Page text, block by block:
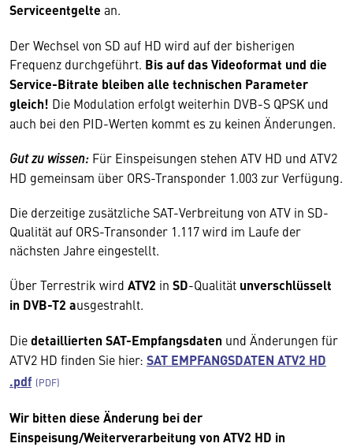
Serviceentgelte an.
Der Wechsel von SD auf HD wird auf der bisherigen
Frequenz durchgeführt. Bis auf das Videoformat und die
Service-Bitrate bleiben alle technischen Parameter
gleich! Die Modulation erfolgt weiterhin DVB-S QPSK und
auch bei den PID-Werten kommt es zu keinen Änderungen.
Gut zu wissen: Für Einspeisungen stehen ATV HD und ATV2
HD gemeinsam über ORS-Transponder 1.003 zur Verfügung.
Die derzeitige zusätzliche SAT-Verbreitung von ATV in SD-
Qualität auf ORS-Transonder 1.117 wird im Laufe der
nächsten Jahre eingestellt.
Über Terrestrik wird ATV2 in SD-Qualität unverschlüsselt
in DVB-T2 ausgestrahlt.
Diedetaillierten SAT-Empfangsdaten und Änderungen für
ATV2 HD finden Sie hier: SAT EMPFANGSDATEN ATV2 HD
.pdf
Wir bitten diese Änderung bei der
Einspeisung/Weiterverarbeitung von ATV2 HD in